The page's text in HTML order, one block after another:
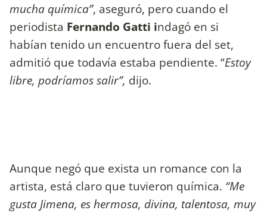
mucha química”, aseguró, pero cuando el
periodista Fernando Gatti indagó en si
habían tenido un encuentro fuera del set,
admitió que todavía estaba pendiente. “Estoy
libre, podríamos salir”, dijo.
Aunque negó que exista un romance con la
artista, está claro que tuvieron química. “Me
gusta Jimena, es hermosa, divina, talentosa, muy